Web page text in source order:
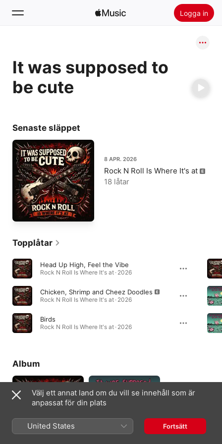
Logga in
Hem
Nytt
It was supposed to
be cute
Senaste släppet
8 APR. 2026
Rock N Roll Is Where It's at
18 låtar
Topplåtar
Head Up High, Feel the Vibe
Rock N Roll Is Where It's at · 2026
Chicken, Shrimp and Cheez Doodles
Rock N Roll Is Where It's at · 2026
Birds
Rock N Roll Is Where It's at · 2026
Album
Välj ett annat land om du vill se innehåll som är
anpassat för din plats
United States Fortsätt